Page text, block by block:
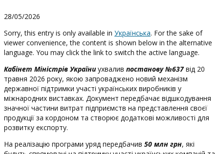
28/05/2026
Sorry, this entry is only available in Українська. For the sake of
viewer convenience, the content is shown below in the alternative
language. You may click the link to switch the active language.
Кабінет Міністрів України ухвалив постанову №637від 20
травня 2026 року, якою запроваджено новий механізм
державної підтримки участі українських виробників у
міжнародних виставках. Документ передбачає відшкодування
значної частини витрат підприємств на представлення своєї
продукції за кордоном та створює додаткові можливості для
розвитку експорту.
На реалізацію програми уряд передбачив 50 млн грн, які